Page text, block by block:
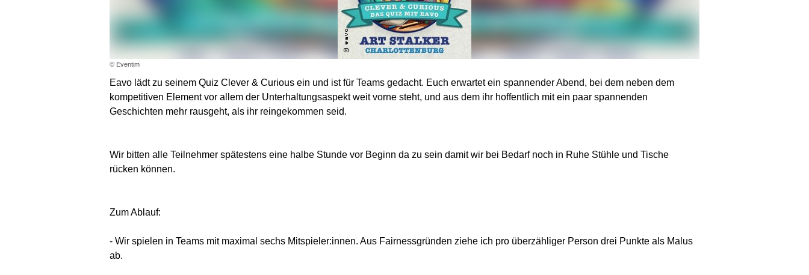
© Eventim
Eavo lädt zu seinem Quiz Clever & Curious ein und ist für Teams gedacht. Euch erwartet ein spannender Abend, bei dem neben dem
kompetitiven Element vor allem der Unterhaltungsaspekt weit vorne steht, und aus dem ihr hoffentlich mit ein paar spannenden
Geschichten mehr rausgeht, als ihr reingekommen seid.
Wir bitten alle Teilnehmer spätestens eine halbe Stunde vor Beginn da zu sein damit wir bei Bedarf noch in Ruhe Stühle und Tische
rücken können.
Zum Ablauf:
- Wir spielen in Teams mit maximal sechs Mitspieler:innen. Aus Fairnessgründen ziehe ich pro überzähliger Person drei Punkte als Malus
ab.